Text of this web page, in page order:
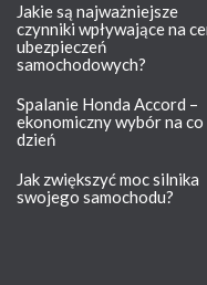
Jakie są najważniejsze
czynniki wpływające na
ubezpieczeń
samochodowych?
Spalanie Honda Accord –
ekonomiczny wybór na co
dzień
Jak zwiększyć moc silnika
swojego samochodu?